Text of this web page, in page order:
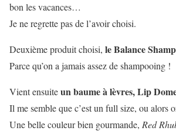
bon les vacances…
Je ne regrette pas de l’avoir choisi.
Deuxième produit choisi, le Balance
Parce qu’on a jamais assez de shampooing !
Vient ensuiteun baume à lèvres, Lip
Il me semble que c’est un full size, ou alors
Une belle couleur bien gourmande, Red